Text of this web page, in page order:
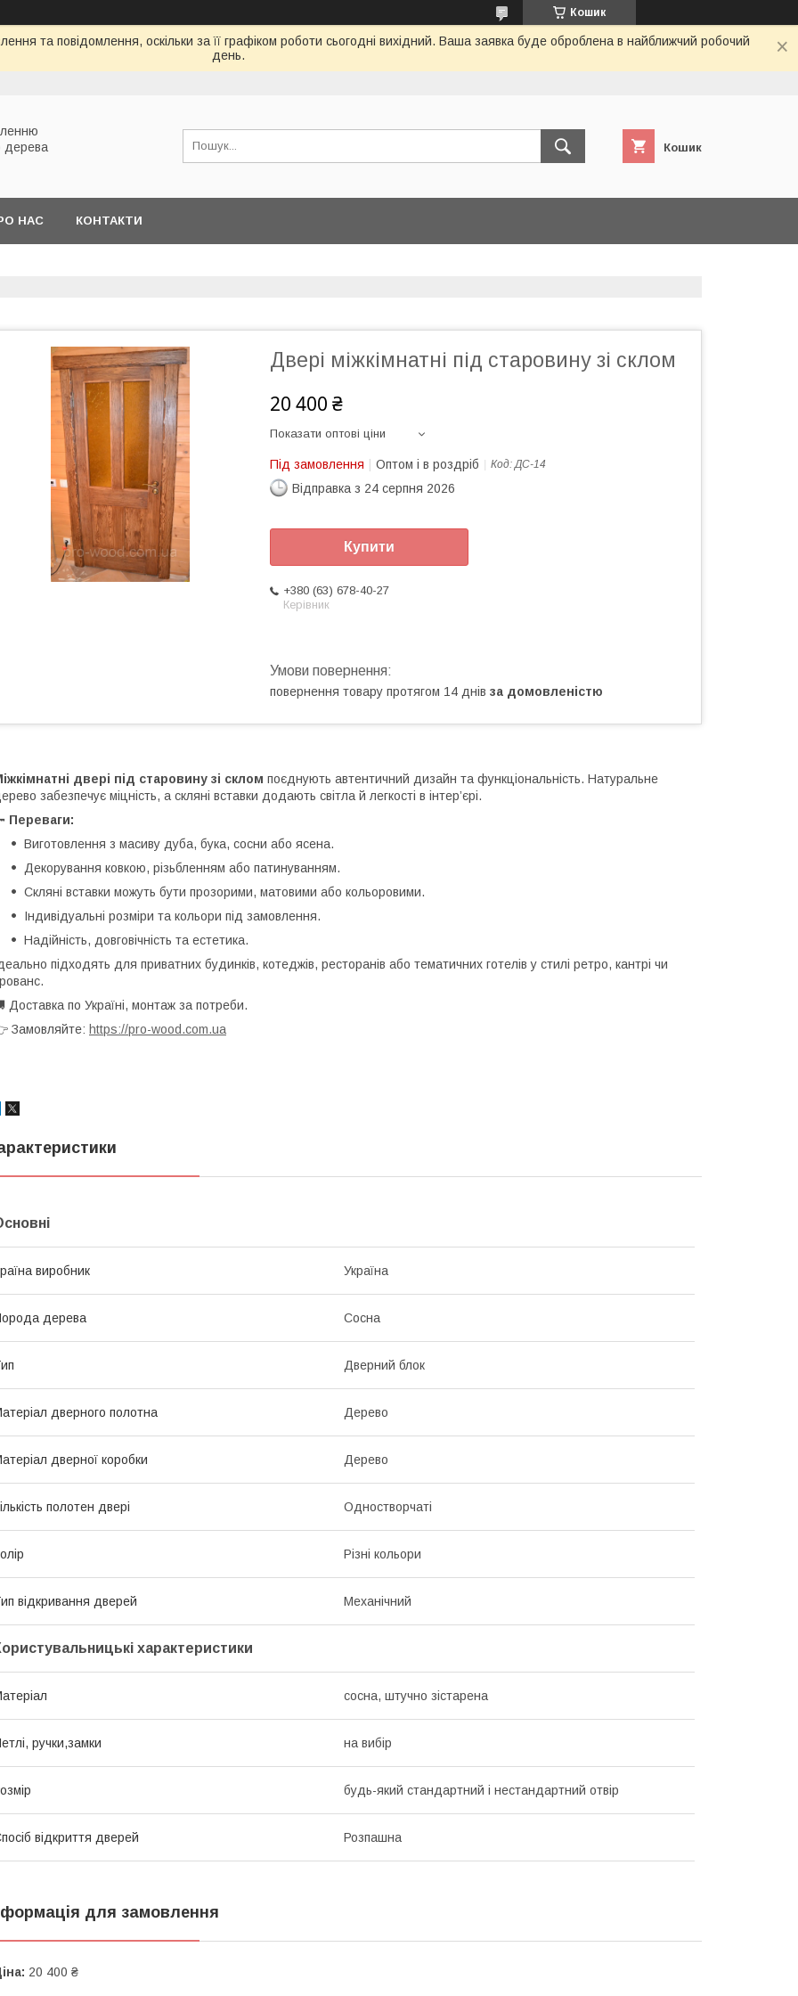
Кошик
та повідомлення, оскільки за її графіком роботи сьогодні вихідний. Ваша заявка буде оброблена в найближчий робочий
день.
дерева
Кошик
НАС КОНТАКТИ
Двері міжкімнатні під старовину зі склом
20 400 ₴
Показати оптові ціни
Під замовлення Оптом і в роздріб Код:ДС-14
Відправка з 24 серпня 2026
Купити
+380 (63) 678-40-27
Керівник
повернення товару протягом 14 днів за домовленістю
двері під старовину зі склом поєднують автентичний дизайн та функціональність. Натуральне
забезпечує міцність, а скляні вставки додають світла й легкості в інтер’єрі.
Переваги:
Виготовлення з масиву дуба, бука, сосни або ясена.
Декорування ковкою, різьбленням або патинуванням.
Скляні вставки можуть бути прозорими, матовими або кольоровими.
Індивідуальні розміри та кольори під замовлення.
Надійність, довговічність та естетика.
підходять для приватних будинків, котеджів, ресторанів або тематичних готелів у стилі ретро, кантрі чи
Доставка по Україні, монтаж за потреби.
Замовляйте: https://pro-wood.com.ua
виробник Україна
дерева Сосна
Дверний блок
дверного полотна Дерево
дверної коробки Дерево
полотен двері Одностворчаті
Різні кольори
відкривання дверей Механічний
характеристики
сосна, штучно зістарена
ручки,замки на вибір
будь-який стандартний і нестандартний отвір
відкриття дверей Розпашна
для замовлення
20 400 ₴